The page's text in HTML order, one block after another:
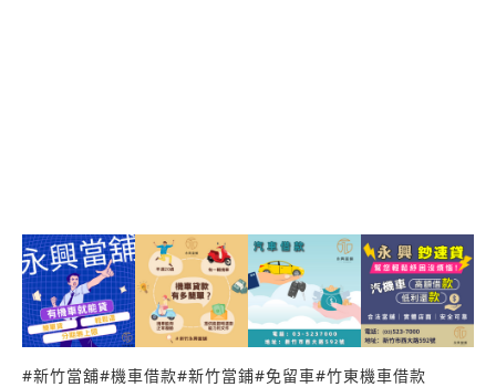
#新竹當舖#機車借款#新竹當鋪#免留車#竹東機車借款